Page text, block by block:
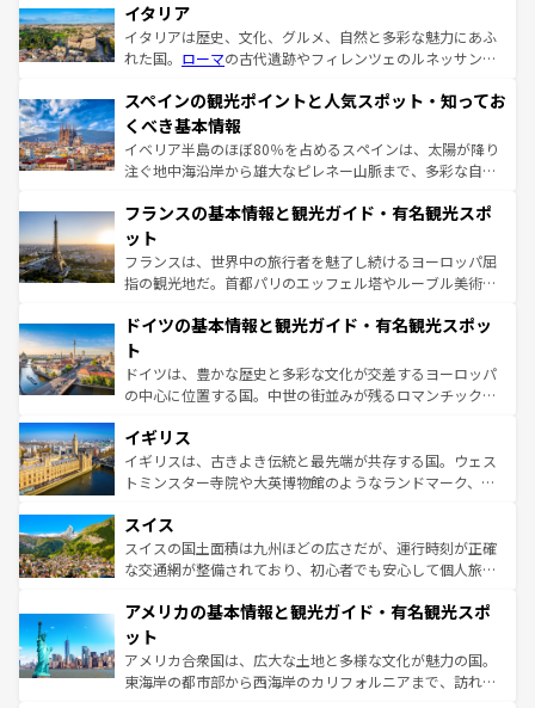
イタリア
イタリアは歴史、文化、グルメ、自然と多彩な魅力にあふ
れた国。 ローマの古代遺跡やフィレンツェのルネッサンス
ろん、トスカーナの美しい田園風景やアマルフィ海岸の絶
景など、自然景観も見逃せない。観光の合間には、本場の
ピザやパスタなど、絶品のイタリア料理を堪能することも
できる。朝目覚めてから夜眠るまで、すべての瞬間を楽し
なお、新着のイタリア情報はコンテンツ一覧を参照してほ
しい。
スペインの観光ポイントと人気スポット・知ってお
くべき基本情報
イベリア半島のほぼ80％を占めるスペインは、太陽が降り
注ぐ地中海沿岸から雄大なピレネー山脈まで、多彩な自然
文化が根付くこの国では、情熱的なフラメンコ、熱気あふ
れる闘牛、そして美味しいタパスが生活の一部となってい
る。首都マドリードの洗練された雰囲気や、バルセロナの
アートに溢れた街角から、地方では古代ローマ遺跡や中世
せる。地方によって風土や気候が異なるスペインはその個
ンテンツ一覧 を参照してほしい。
フランスの基本情報と観光ガイド・有名観光スポ
ット
フランスは、世界中の旅行者を魅了し続けるヨーロッパ屈
指の観光地だ。首都パリのエッフェル塔やルーブル美術館
で、幅広い魅力が詰まっている。華麗な宮殿、歴史的な大
聖堂、美しいビーチ、そして豊かな自然が、訪れる者を心
から魅了する。また、フランスは美食の国としても知ら
れ、フランス料理はユネスコ無形文化遺産にも登録されて
香り高いラベンダー畑など、多彩な楽しみ方が可能だ。さ
らに、パリ以外の地域にも魅力が溢れており、どの街角に
も豊かな歴史と文化が息づいている。パリ以外の個性あふ
を参照してほしい。
ドイツの基本情報と観光ガイド・有名観光スポッ
ト
ドイツは、豊かな歴史と多彩な文化が交差するヨーロッパ
の中心に位置する国。中世の街並みが残るロマンチック街
顔を持つこの国は、どこを歩いても飽きることがない。ベ
ルリンの文化的活気、バイエルン州のアルプスの絶景、そ
してライン川沿いのワイン畑といった風景は必見。ビール
は、お酒好きな人にはぜひ体験してほしい。 なお、新着の
ドイツ情報はコンテンツ一覧を参照してほしい。
イギリス
イギリスは、古きよき伝統と最先端が共存する国。ウェス
トミンスター寺院や大英博物館のようなランドマーク、歴
リアごとに異なる魅力がある。また、優雅なアフタヌーン
ティー、ビール好きにはたまらない英国パブ、サッカー観
戦など、本場だからこそできる体験も豊富。イギリスを旅
ンツ一覧を参照してほしい。
スイス
スイスの国土面積は九州ほどの広さだが、運行時刻が正確
な交通網が整備されており、初心者でも安心して個人旅行
の建物がそのまま残る町や、スイスならではのユニークな
博物館もあり、アルプス観光だけでなく町歩きも満喫する
ことができる。国民の所得が高いため物価も高いが、旅行
者向けの交通パス提供のサービスもあり、うまく活用すれ
アメリカの基本情報と観光ガイド・有名観光スポ
ット
アメリカ合衆国は、広大な土地と多様な文化が魅力の国。
東海岸の都市部から西海岸のカリフォルニアまで、訪れる